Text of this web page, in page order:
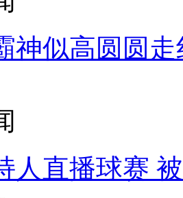
神似高圆圆走
人直播球赛